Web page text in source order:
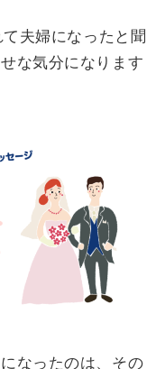
夫婦になったと聞
な気分になります
なったのは、その